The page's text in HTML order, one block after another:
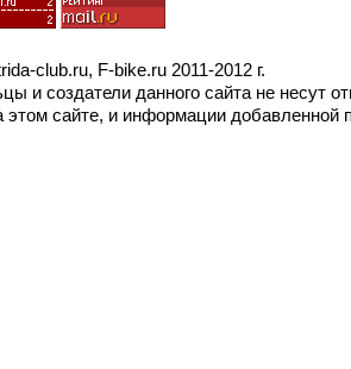
club.ru, F-bike.ru 2011-2012 г.
и создатели данного сайта не несут
этом сайте, и информации добавленной